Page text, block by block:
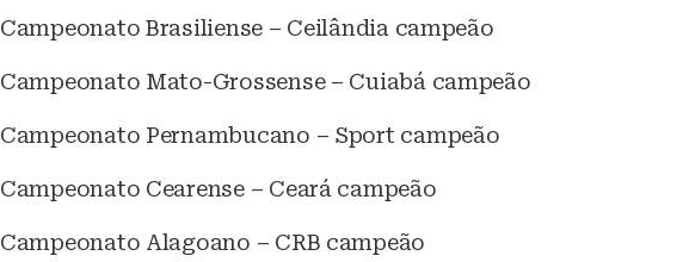
Campeonato Brasiliense – Ceilândia campeão
Campeonato Mato-Grossense – Cuiabá campeão
Campeonato Pernambucano – Sport campeão
Campeonato Cearense – Ceará campeão
Campeonato Alagoano – CRB campeão